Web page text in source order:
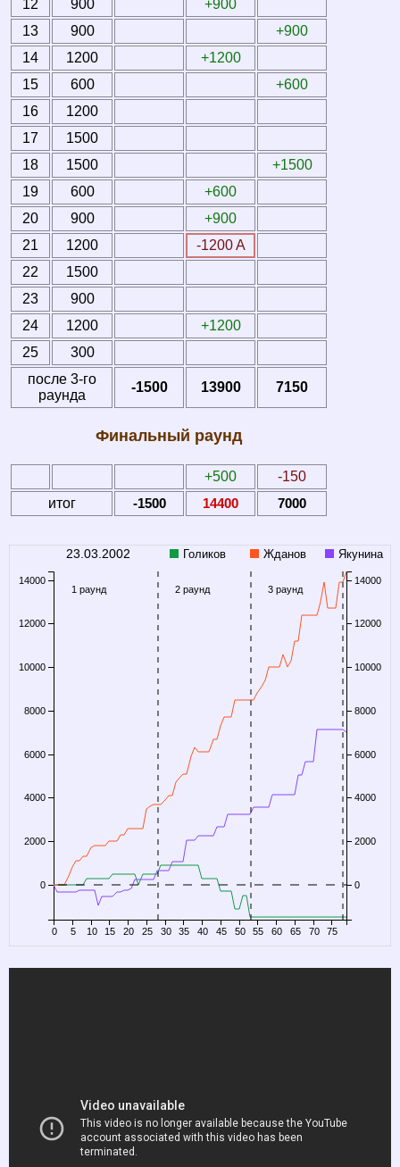
12 900
+900
13
900
+900
14
1200
+1200
15
600
+600
16
1200
17
1500
18
1500
+1500
19
600
+600
20
900
+900
21
1200
-1200 A
22
1500
23
900
24
1200
+1200
25
300
после 3-го
раунда
-1500 13900 7150
Финальный раунд
+500
-150
итог
-1500 14400 7000
23.03.2002
1 раунд 2 раунд 3 раунд
0 5 10 15 20 25 30 35 40 45 50 55 60 65 70 75
0
2000
4000
6000
8000
10000
12000
14000
0
2000
4000
6000
8000
10000
12000
14000
Голиков Жданов Якунина